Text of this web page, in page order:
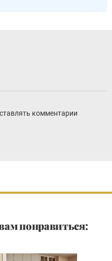
комментарии
понравиться: